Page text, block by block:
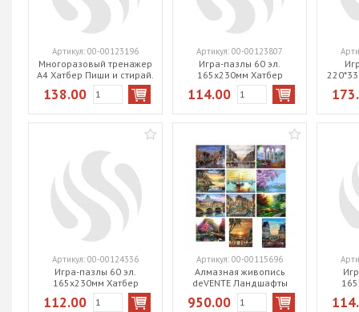
Многоразовый тренажер
А4 Хатбер Пиши и стирай.
Умножение и деление
Ио4_30486
Артикул: 00-00123196
138.00
Игра-пазлы 60 эл.
165х230мм Хатбер
Маленькая пони
60ПЗ5_14053
Артикул: 00-00123807
114.00
Игра-пазлы 60 эл.
165х230мм Хатбер
Девочка и снеговичок
60ПЗ5_32856
Артикул: 00-00124336
112.00
Алмазная живопись
deVENTE Ландшафты
40*50см 12 видов 9071702
Артикул: 00-00115696
950.00